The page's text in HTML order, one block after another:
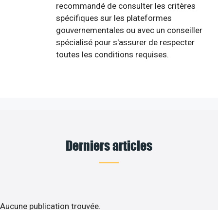
recommandé de consulter les critères
spécifiques sur les plateformes
gouvernementales ou avec un conseiller
spécialisé pour s'assurer de respecter
toutes les conditions requises.
Derniers articles
Aucune publication trouvée.